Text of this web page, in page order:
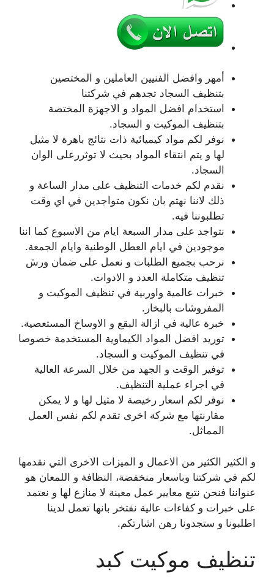
أمهر وافضل الفنيين العاملين و المختصين
بتنظيف السجاد تجدهم في شركتنا
استخدام افضل المواد و الاجهزة المختصة
بتنظيف الموكيت و السجاد.
نوفر لكم مواد كيميائية ذات نتائج باهرة لا مثيل
لها و يتم انتقاء المواد بحيث لا توثررعلى الوان
السجاد.
نقدم لكم خدمات التنظيف على مدار الساعة و
ذلك لاننا نهتم بان نكون متواجدين في اي وقت
تطلبوننا فيه.
نتواجد على مدار السبعة ايام من الاسبوع كما اننا
موجودين في ايام العطل الوطنية وايام الجمعة.
نرحب بجميع الطلبات و نعمل على ضمان ورش
تنظيف متكاملة العدد و الادوات.
خبرات عالمية واوربية في تنظيف الموكيت و
المفروشات بالبخار.
خبرة عالية في ازالة البقع و الاوساخ المستعصية.
توريد افضل المواد الكيماوية المستخدمة خصوصا
في تنظيف الموكيت و السجاد.
توفير الوقت و الجهد من خلال السرعة العالية
في اجراء عملية التنظيف.
نوفر لكم اسعار رخيصة لا مثيل لها و لا يمكن
مقارنتها مع شركة اخرى تقدم لكم نفس العمل
المماثل.
و الكثير الكثير من الاعمال و الميزات الاخرى التي نقدمها
لكم في شركتنا وباسعار منخفضة، النظافة و اللمعان هو
عنواننا فنحن نتبع معايير عمل معينة لا منازع لها و نعتمد
على خبرات و كفاءات عالية نفتخر بانها تعمل لدينا
اطلبونا و ستجدونا رهن اشارتكم.
تنظيف موكيت كبد